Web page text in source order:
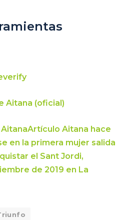
Aitana (oficial)
Artículo Aitana hace
en la primera mujer salida
el Sant Jordi,
de 2019 en La